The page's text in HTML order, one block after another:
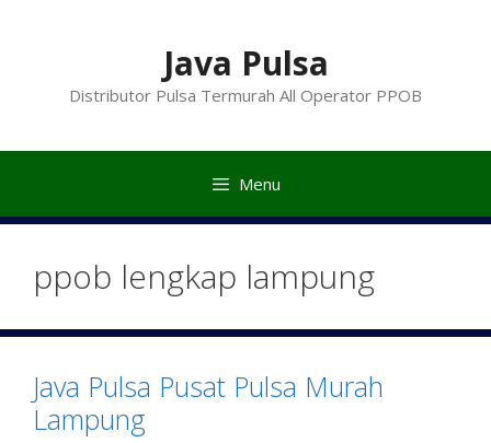
Java Pulsa
Distributor Pulsa Termurah All Operator PPOB
Menu
ppob lengkap lampung
Java Pulsa Pusat Pulsa Murah
Lampung